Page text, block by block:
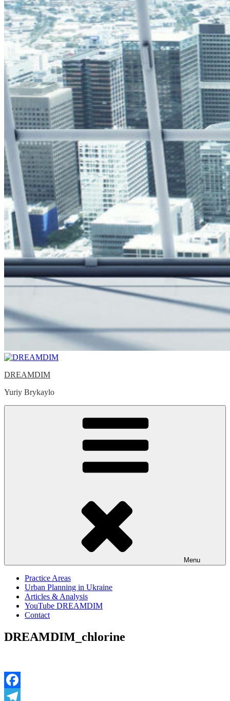
DREAMDIM
Yuriy Brykaylo
Menu
Practice Areas
Urban Planning in Ukraine
Articles & Analysis
YouTube DREAMDIM
Contact
DREAMDIM_chlorine
Facebook